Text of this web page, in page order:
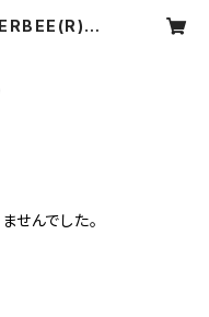
O
せんでした。